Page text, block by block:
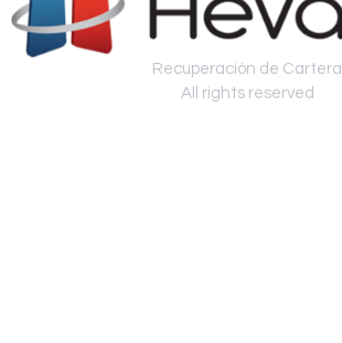
Recuperación de Cartera
All rights reserved